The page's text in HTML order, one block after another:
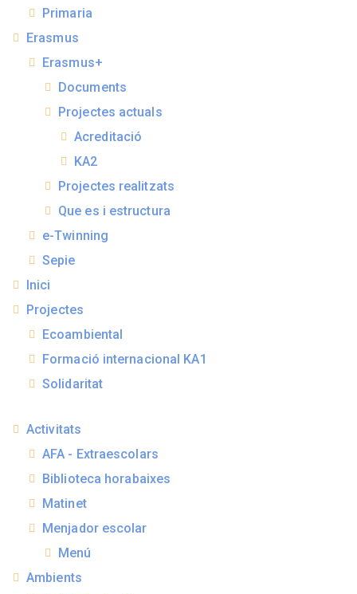
Primaria
Erasmus
Erasmus+
Documents
Projectes actuals
Acreditació
KA2
Projectes realitzats
Que es i estructura
e-Twinning
Sepie
Inici
Projectes
Ecoambiental
Formació internacional KA1
Solidaritat
Activitats
AFA - Extraescolars
Biblioteca horabaixes
Matinet
Menjador escolar
Menú
Ambients